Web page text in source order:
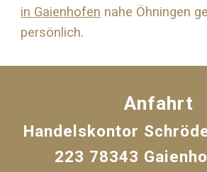
in Gaienhofen nahe Öhningen
persönlich.
Anfahrt
Handelskontor
223 78343